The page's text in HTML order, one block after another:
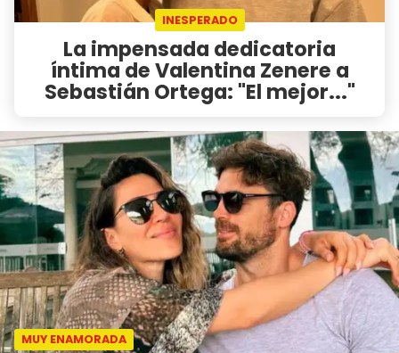
INESPERADO
La impensada dedicatoria
íntima de Valentina Zenere a
Sebastián Ortega: "El mejor..."
MUY ENAMORADA